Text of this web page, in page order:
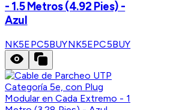
- 1.5 Metros (4.92 Pies) -
Azul
NK5EPC5BUYNK5EPC5BUY